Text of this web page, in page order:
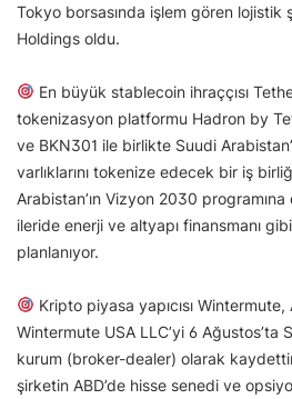
Tokyo borsasında işlem gören lojistik
Holdings oldu.
En büyük stablecoin ihraççısı
tokenizasyon platformu Hadron by
ve BKN301 ile birlikte Suudi
varlıklarını tokenize edecek bir iş
Arabistan’ın Vizyon 2030
ileride enerji ve altyapı finansmanı
planlanıyor.
Kripto piyasa yapıcısı Wintermute,
Wintermute USA LLC’yi 6 Ağustos’ta
kurum (broker-dealer) olarak
şirketin ABD’de hisse senedi ve